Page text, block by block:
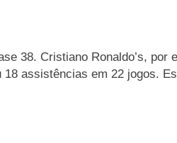
38. Cristiano Ronaldo’s,
assistências em 22 jogos.